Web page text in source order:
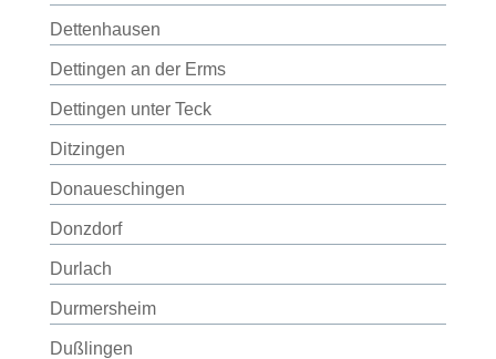
Dettenhausen
Dettingen an der Erms
Dettingen unter Teck
Ditzingen
Donaueschingen
Donzdorf
Durlach
Durmersheim
Dußlingen